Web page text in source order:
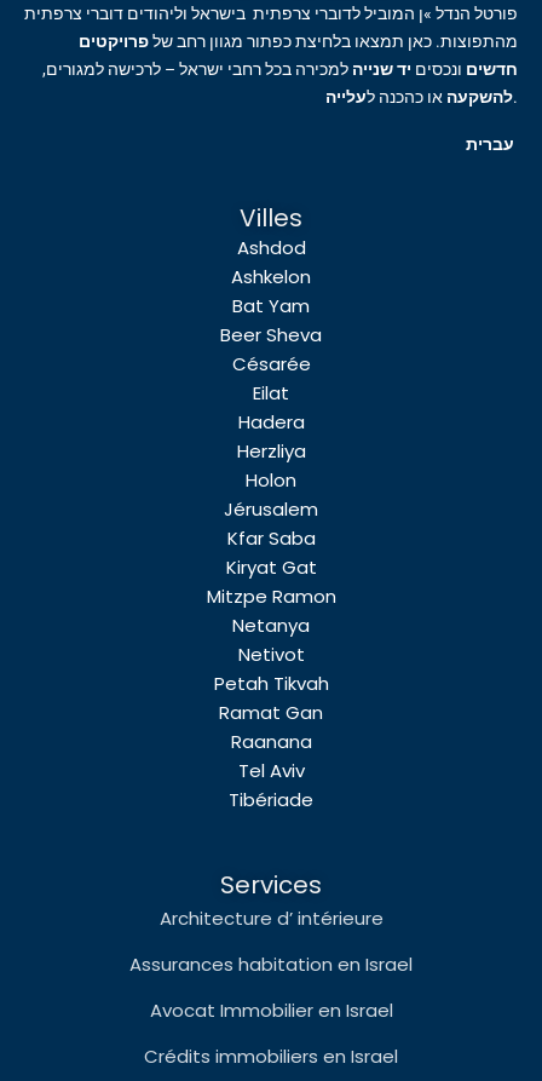
פורטל הנדל »ן המוביל לדוברי צרפתית בישראל וליהודים דוברי צרפתית
מהתפוצות. כאן תמצאו בלחיצת כפתור מגוון רחב שלפרויקטים
חדשים ונכסים יד שנייה למכירה בכל רחבי ישראל – לרכישה למגורים,
להשקעה או כהכנה לעלייה .
Villes
Ashdod
Ashkelon
Bat Yam
Beer Sheva
Césarée
Eilat
Hadera
Herzliya
Holon
Jérusalem
Kfar Saba
Kiryat Gat
Mitzpe Ramon
Netanya
Netivot
Petah Tikvah
Ramat Gan
Raanana
Tel Aviv
Tibériade
Services
Architecture d’ intérieure
Assurances habitation en Israel
Avocat Immobilier en Israel
Crédits immobiliers en Israel